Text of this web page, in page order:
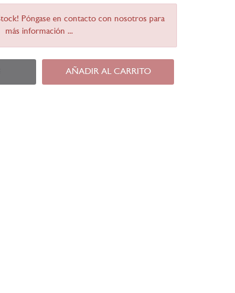
Póngase en contacto con nosotros para
más información ...
AÑADIR AL CARRITO